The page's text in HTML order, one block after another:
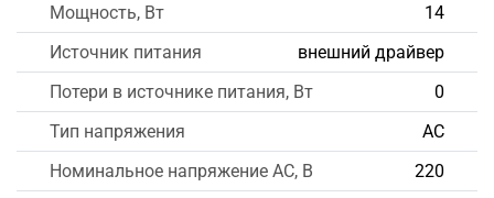
Мощность, Вт
14
Источник питания
внешний драйвер
Потери в источнике питания, Вт
0
Тип напряжения
AC
Номинальное напряжение AC, В
220